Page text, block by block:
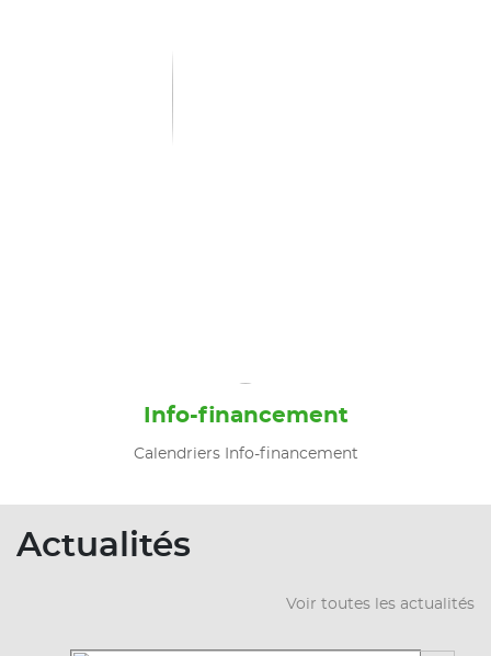
Info-financement
Calendriers Info-financement
Actualités
Voir toutes les actualités